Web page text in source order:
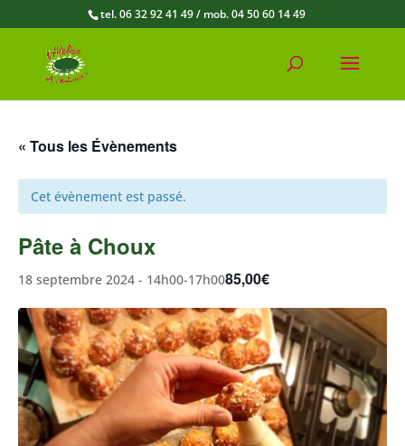
tel. 06 32 92 41 49 / mob. 04 50 60 14 49
« Tous les Évènements
Cet évènement est passé.
Pâte à Choux
18 septembre 2024 - 14h00-17h0085,00€